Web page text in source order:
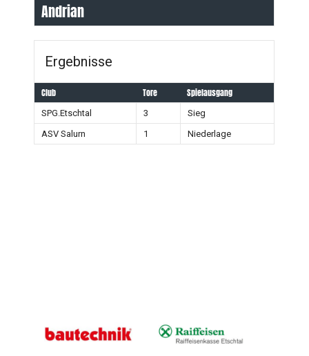
Andrian
Ergebnisse
Club Tore Spielausgang
SPG.Etschtal 3
Sieg
ASV Salurn
1 Niederlage